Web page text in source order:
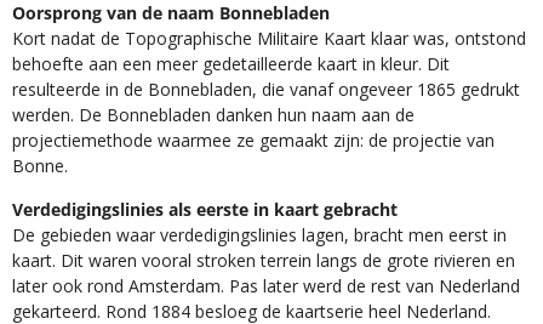
Oorsprong van de naam Bonnebladen
Kort nadat de Topographische Militaire Kaart klaar was, ontstond
behoefte aan een meer gedetailleerde kaart in kleur. Dit
resulteerde in de Bonnebladen, die vanaf ongeveer 1865 gedrukt
werden. De Bonnebladen danken hun naam aan de
projectiemethode waarmee ze gemaakt zijn: de projectie van
Bonne.
Verdedigingslinies als eerste in kaart gebracht
De gebieden waar verdedigingslinies lagen, bracht men eerst in
kaart. Dit waren vooral stroken terrein langs de grote rivieren en
later ook rond Amsterdam. Pas later werd de rest van Nederland
gekarteerd. Rond 1884 besloeg de kaartserie heel Nederland.